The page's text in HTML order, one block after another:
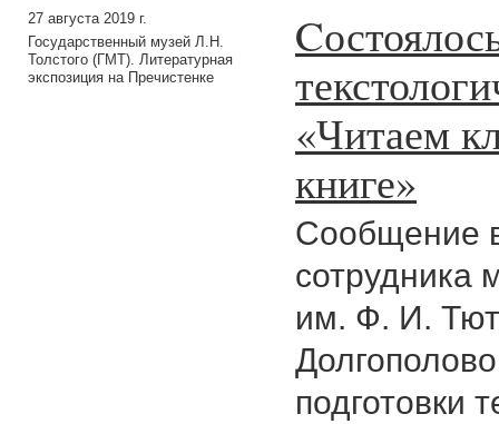
27 августа 2019 г.
Государственный музей Л.Н.
Толстого (ГМТ). Литературная
экспозиция на Пречистенке
«Читаем
книге»
Сообщение
сотрудника
им. Ф. И.
подготовки